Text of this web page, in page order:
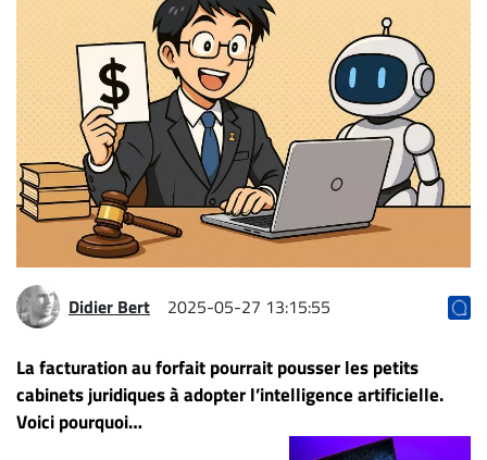
Juridiques
Campus
Carrière
Archives
CARRIÈRE
ET
EMPLOIS
AVOCATS
ET
JURISTES
Offres
Didier Bert 2025-05-27 13:15:55
La facturation au forfait pourrait pousser les petits
cabinets juridiques à adopter l’intelligence artificielle.
Voici pourquoi…